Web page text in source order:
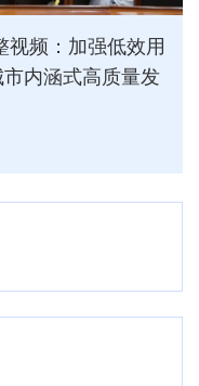
视频：加强低效用
内涵式高质量发